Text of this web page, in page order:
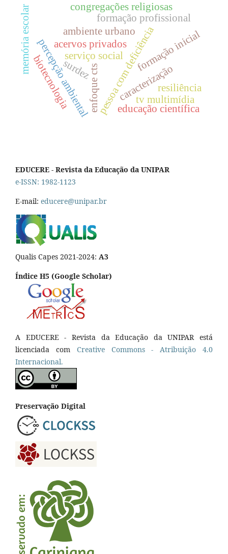
pessoa com deficiência
formação profissional
serviço social
percepção ambiental
ambiente urbano
caracterização
educação científica
enfoque cts
memória escolar acervos privados
congregações religiosas
formação inicial
tv multimídia
resiliência
surdez
biotecnologia
EDUCERE - Revista da Educação da UNIPAR
e-ISSN: 1982-1123
E-mail: educere@unipar.br
Qualis Capes 2021-2024: A3
Índice H5 (Google Scholar)
A EDUCERE - Revista da Educação da UNIPAR está
licenciada com CreativeCommons - Atribuição 4.0
Internacional.
Preservação Digital